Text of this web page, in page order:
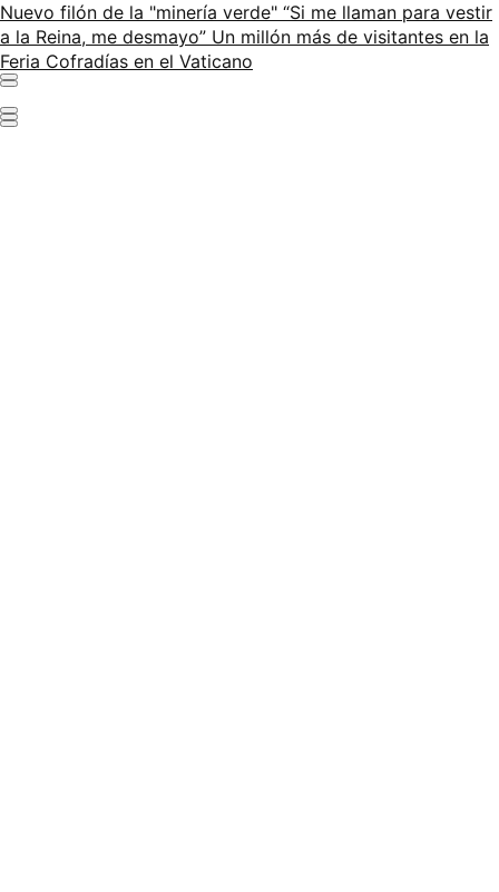
Nuevo filón de la "minería verde" “Si me llaman para vestir
a la Reina, me desmayo” Un millón más de visitantes en la
Feria Cofradías en el Vaticano